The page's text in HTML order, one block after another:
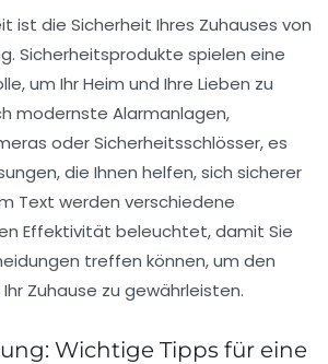
ist die Sicherheit Ihres Zuhauses von
Sicherheitsprodukte spielen eine
um Ihr Heim und Ihre Lieben zu
modernste Alarmanlagen,
oderSicherheitsschlösser, es
die Ihnen helfen, sich sicherer
Text werden verschiedene
Effektivität beleuchtet, damit Sie
treffen können, um den
Zuhause zu gewährleisten.
Wichtige Tipps für eine